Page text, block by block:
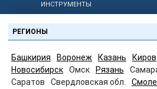
ИНСТРУМЕНТЫ
РЕГИОНЫ
Башкирия Воронеж Казань Киров
Новосибирск
Омск Рязань
Саратов
Свердловская обл.